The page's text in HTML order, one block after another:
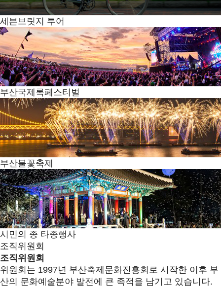
세븐브릿지 투어
부산국제록페스티벌
부산불꽃축제
시민의 종 타종행사
조직위원회
조직위원회
위원회는 1997년 부산축제문화진흥회로 시작한 이후 부
산의 문화예술분야 발전에 큰 족적을 남기고 있습니다.